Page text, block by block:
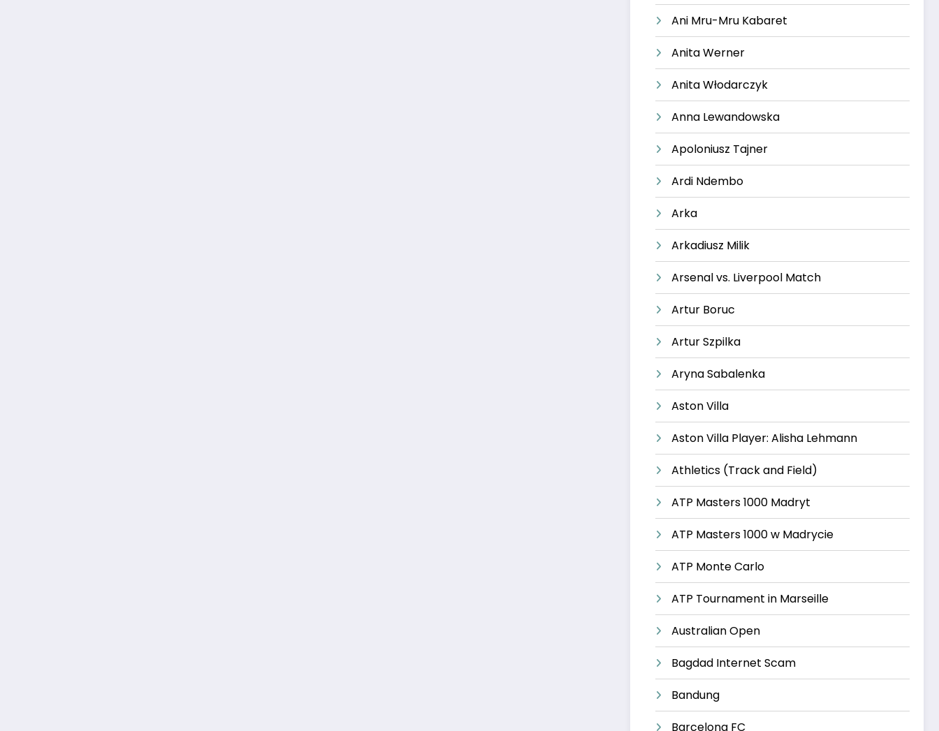
Ani Mru-Mru Kabaret
Anita Werner
Anita Włodarczyk
Anna Lewandowska
Apoloniusz Tajner
Ardi Ndembo
Arka
Arkadiusz Milik
Arsenal vs. Liverpool Match
Artur Boruc
Artur Szpilka
Aryna Sabalenka
Aston Villa
Aston Villa Player: Alisha Lehmann
Athletics (Track and Field)
ATP Masters 1000 Madryt
ATP Masters 1000 w Madrycie
ATP Monte Carlo
ATP Tournament in Marseille
Australian Open
Bagdad Internet Scam
Bandung
Barcelona FC